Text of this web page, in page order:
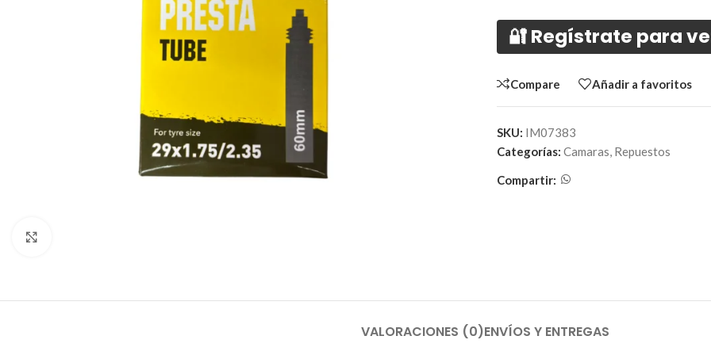
🔐 Regístrate para
Compare Añadir a favoritos
SKU: IM07383
Categorías: Camaras, Repuestos
Compartir:
VALORACIONES (0)ENVÍOS Y ENTREGAS